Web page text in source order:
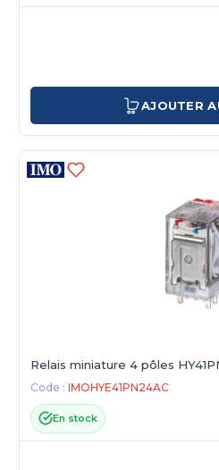
AJOUTER
Relais miniature 4 pôles
Code : IMOHYE41PN24AC
En stock